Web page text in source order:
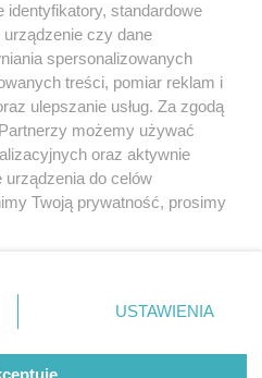
regulamin korzystania z portali
Skontakuj sięz nami
Kontakt
Wydawca
Redakcja
identyfikatory, standardowe
urządzenie czy dane
spersonalizowanych
treści, pomiar reklam i
ulepszanie usług. Za zgodą
możemy używać
oraz aktywnie
do celów
Twoją prywatność, prosimy
lewym dolnym rogu strony
danych nie wymagają
prawo sprzeciwić się
będą miały
USTAWIENIA